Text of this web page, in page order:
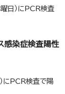
日）にPCR検査
感染症検査陽性
にPCR検査で陽